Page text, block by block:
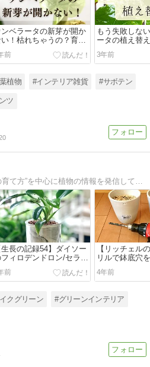
ンベラータの新芽が開か
い！枯れちゃうの？育た
い理由とその対策
前
もう失敗しな
ータの植え替
付きで解説！
3年前
植物 #インテリア雑貨 #サボテン
ツ
元・育苗のプロが、”観葉植物の育て方”を中心に植物の情報を発信しています。
生長の記録54】ダイソー
ィロデンドロン/セラミ
と底面給水鉢で育ててま
観葉植物】
前
【リッチェル
リルで鉢底穴
うが良い理由
4年前
クグリーン #グリーンインテリア